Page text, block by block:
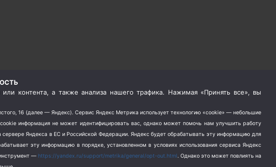
контента, а также анализа нашего трафика. Нажимая «Принять все», вы
16 (далее — Яндекс). Сервис Яндекс Метрика использует технологию «cookie» — небольшие
информация не может идентифицировать вас, однако может помочь нам улучшить работу
Яндекса в ЕС и Российской Федерации. Яндекс будет обрабатывать эту информацию для
эту информацию в порядке, установленном в условиях использования сервиса Яндекс
— https://yandex.ru/support/metrika/general/opt-out.html. Однако это может повлиять на